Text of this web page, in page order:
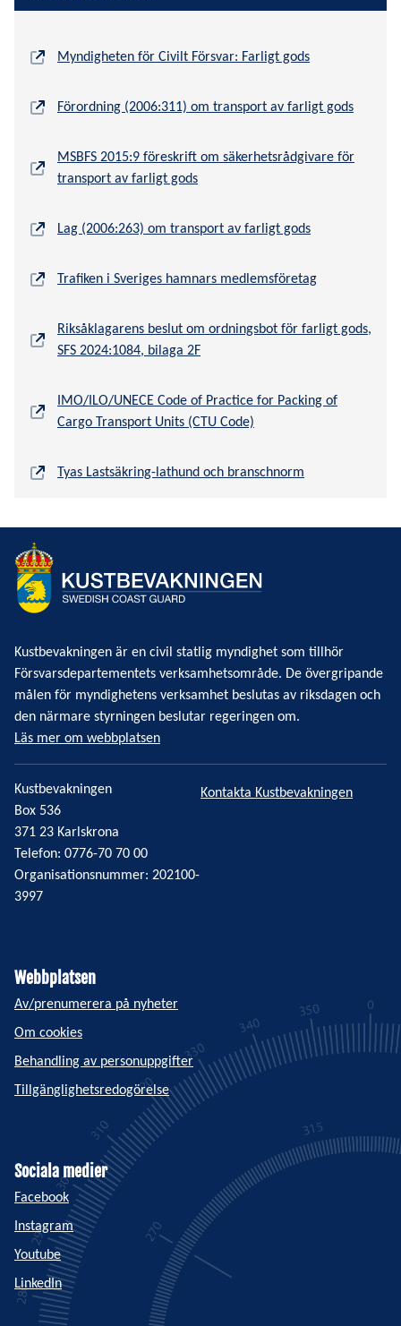
Myndigheten för Civilt Försvar: Farligt gods
Förordning (2006:311) om transport av farligt gods
MSBFS 2015:9 föreskrift om säkerhetsrådgivare för
transport av farligt gods
Lag (2006:263) om transport av farligt gods
Trafiken i Sveriges hamnars medlemsföretag
Riksåklagarens beslut om ordningsbot för farligt gods,
SFS 2024:1084, bilaga 2F
IMO/ILO/UNECE Code of Practice for Packing of
Cargo Transport Units (CTU Code)
Tyas Lastsäkring-lathund och branschnorm
Kustbevakningen är en civil statlig myndighet som tillhör
Försvarsdepartementets verksamhetsområde. De övergripande
målen för myndighetens verksamhet beslutas av riksdagen och
den närmare styrningen beslutar regeringen om.
Läs mer om webbplatsen
Kustbevakningen
Box 536
371 23 Karlskrona
Telefon: 0776-70 70 00
Organisationsnummer: 202100-
3997
Kontakta Kustbevakningen
Webbplatsen
Av/prenumerera på nyheter
Om cookies
Behandling av personuppgifter
Tillgänglighetsredogörelse
Sociala medier
Facebook
Instagram
Youtube
LinkedIn